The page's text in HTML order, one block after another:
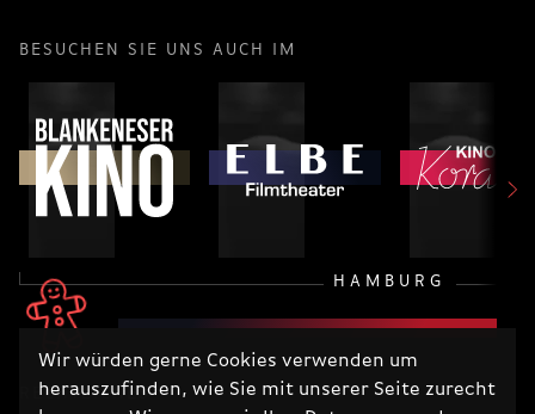
Wir würden gerne Cookies verwenden um
herauszufinden, wie Sie mit unserer Seite zurecht
BESUCHEN SIE UNS AUCH IM
HAMBURG
RECHTLICHES